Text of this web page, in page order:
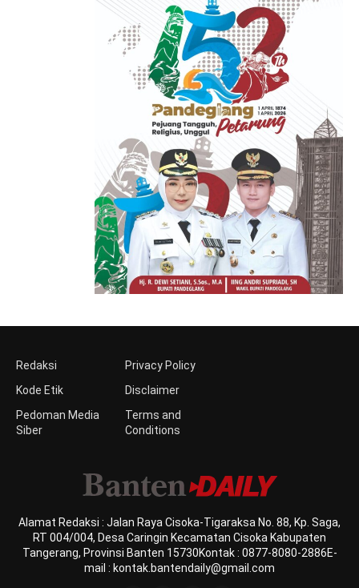
Redaksi
Kode Etik
Pedoman Media
Siber
Privacy Policy
Disclaimer
Terms and
Conditions
Alamat Redaksi : Jalan Raya Cisoka-Tigaraksa No. 88, Kp. Saga,
RT 004/004, Desa Caringin Kecamatan Cisoka Kabupaten
Tangerang, Provinsi Banten 15730Kontak : 0877-8080-2886E-
mail : kontak.bantendaily@gmail.com